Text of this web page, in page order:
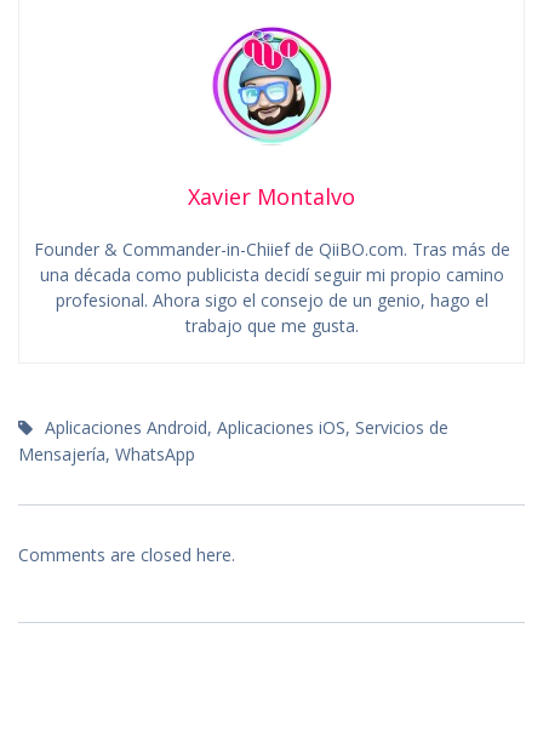
Xavier Montalvo
Founder & Commander-in-Chiief de QiiBO.com. Tras más de
una década como publicista decidí seguir mi propio camino
profesional. Ahora sigo el consejo de un genio, hago el
trabajo que me gusta.
Aplicaciones Android, Aplicaciones iOS, Servicios de
Mensajería, WhatsApp
Comments are closed here.